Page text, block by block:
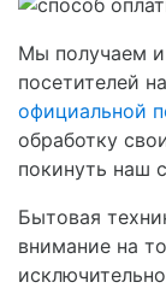
Мы получаем
посетителей
официальной
обработку
покинуть наш
Бытовая
внимание на